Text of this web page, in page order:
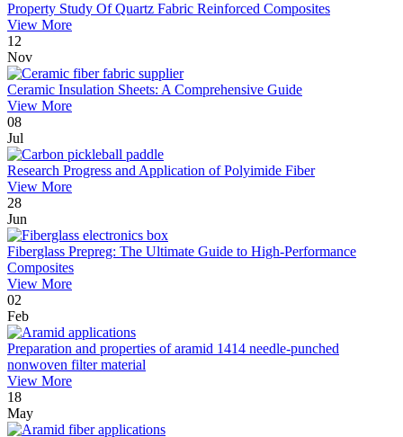
Property Study Of Quartz Fabric Reinforced Composites
View More
12
Nov
Ceramic Insulation Sheets: A Comprehensive Guide
View More
08
Jul
Research Progress and Application of Polyimide Fiber
View More
28
Jun
Fiberglass Prepreg: The Ultimate Guide to High-Performance
Composites
View More
02
Feb
Preparation and properties of aramid 1414 needle-punched
nonwoven filter material
View More
18
May